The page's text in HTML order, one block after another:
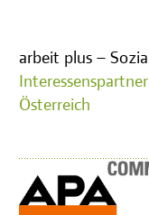
arbeit plus –
Österreich